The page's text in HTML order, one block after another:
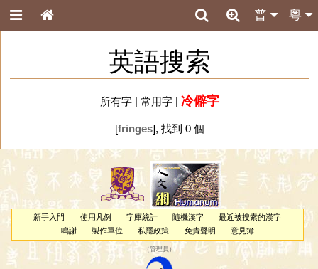
粵
普
英語搜索
所有字| 常用字| 冷僻字
[fringes], 找到 0 個
新手入門 使用凡例 字庫統計 隨機漢字
最近被搜索的漢字
鳴謝
製作單位 私隱政策 免責聲明 意見簿
（管理員 ）